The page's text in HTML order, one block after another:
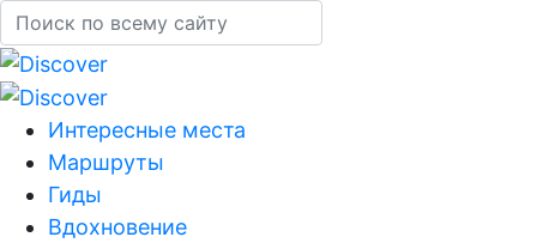
Интересные места
Маршруты
Гиды
Вдохновение